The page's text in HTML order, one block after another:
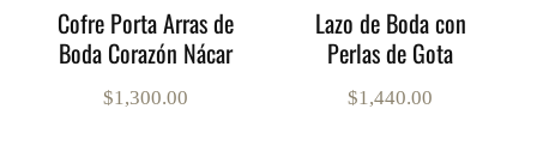
Cofre Porta Arras de
Boda Corazón Nácar
$1,300.00
Lazo de Boda con
Perlas de Gota
$1,440.00